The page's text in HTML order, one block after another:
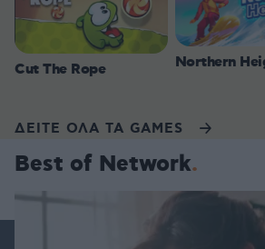
Cut The Rope Northern
ΔΕΙΤΕ ΟΛΑ ΤΑ GAMES
Best of Network